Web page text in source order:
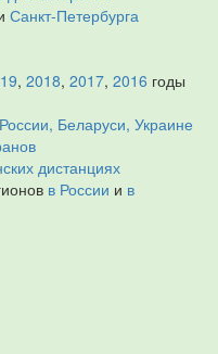
Санкт-Петербурга
, 2018, 2017, 2016 годы
Беларуси, Украине
дистанциях
в России и в